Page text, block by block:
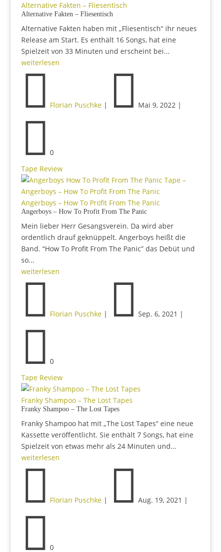
Alternative Fakten – Fliesentisch
Alternative Fakten – Fliesentisch
Alternative Fakten haben mit „Fliesentisch“ ihr neues
Release am Start. Es enthält 16 Songs, hat eine
Spielzeit von 33 Minuten und erscheint bei...
weiterlesen
 Florian Puschke|  Mai 9, 2022|
 0
Tape Review
Angerboys – How To Profit From The Panic
Angerboys – How To Profit From The Panic
Mein lieber Herr Gesangsverein. Da wird aber
ordentlich drauf geknüppelt. Angerboys heißt die
Band. “How To Profit From The Panic” das Debüt und
so...
weiterlesen
 Florian Puschke|  Sep. 6, 2021 |
 0
Tape Review
Franky Shampoo – The Lost Tapes
Franky Shampoo – The Lost Tapes
Franky Shampoo hat mit „The Lost Tapes“ eine neue
Kassette veröffentlicht. Sie enthält 7 Songs, hat eine
Spielzeit von etwas mehr als 24 Minuten und...
weiterlesen
 Florian Puschke|  Aug. 19, 2021 |
 0